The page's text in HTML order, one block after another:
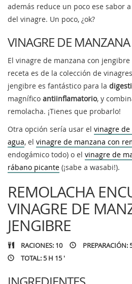
además reduce un poco ese sabor
del vinagre. Un poco, ¿ok?
VINAGRE DE MANZANA
El vinagre de manzana con
receta es de la colección de
jengibre es fantástico para la
magnífico antiinflamatorio, y
remolacha. ¡Tienes que probarlo!
Otra opción sería usar el vinagre
agua, el vinagre de manzana con
endogámico todo) o el vinagre de
rábano picante (¡sabe a wasabi!).
REMOLACHA
VINAGRE DE
JENGIBRE
RACIONES: 10 PREPARACIÓN:
TOTAL: 5 H 15 '